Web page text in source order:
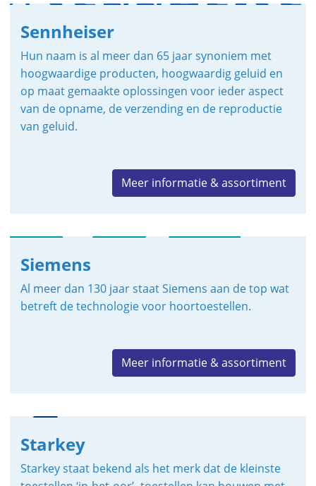
Sennheiser
Hun naam is al meer dan 65 jaar synoniem met
hoogwaardige producten, hoogwaardig geluid en
op maat gemaakte oplossingen voor ieder aspect
van de opname, de verzending en de reproductie
van geluid.
Meer informatie & assortiment
Siemens
Al meer dan 130 jaar staat Siemens aan de top wat
betreft de technologie voor hoortoestellen.
Meer informatie & assortiment
Starkey
Starkey staat bekend als het merk dat de kleinste